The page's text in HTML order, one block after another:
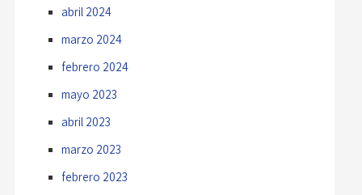
abril 2024
marzo 2024
febrero 2024
mayo 2023
abril 2023
marzo 2023
febrero 2023